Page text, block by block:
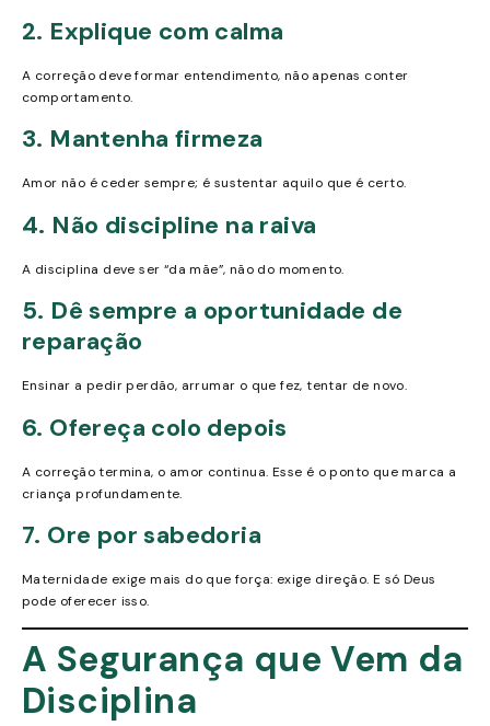
2. Explique com calma
A correção deve formar entendimento, não apenas conter
comportamento.
3. Mantenha firmeza
Amor não é ceder sempre; é sustentar aquilo que é certo.
4. Não discipline na raiva
A disciplina deve ser “da mãe”, não do momento.
5. Dê sempre a oportunidade de
reparação
Ensinar a pedir perdão, arrumar o que fez, tentar de novo.
6. Ofereça colo depois
A correção termina, o amor continua. Esse é o ponto que marca a
criança profundamente.
7. Ore por sabedoria
Maternidade exige mais do que força: exige direção. E só Deus
pode oferecer isso.
A Segurança que Vem da
Disciplina